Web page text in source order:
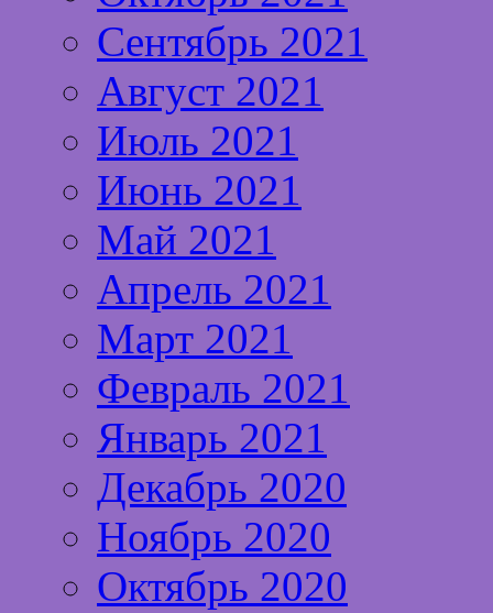
Сентябрь 2021
Август 2021
Июль 2021
Июнь 2021
Май 2021
Апрель 2021
Март 2021
Февраль 2021
Январь 2021
Декабрь 2020
Ноябрь 2020
Октябрь 2020